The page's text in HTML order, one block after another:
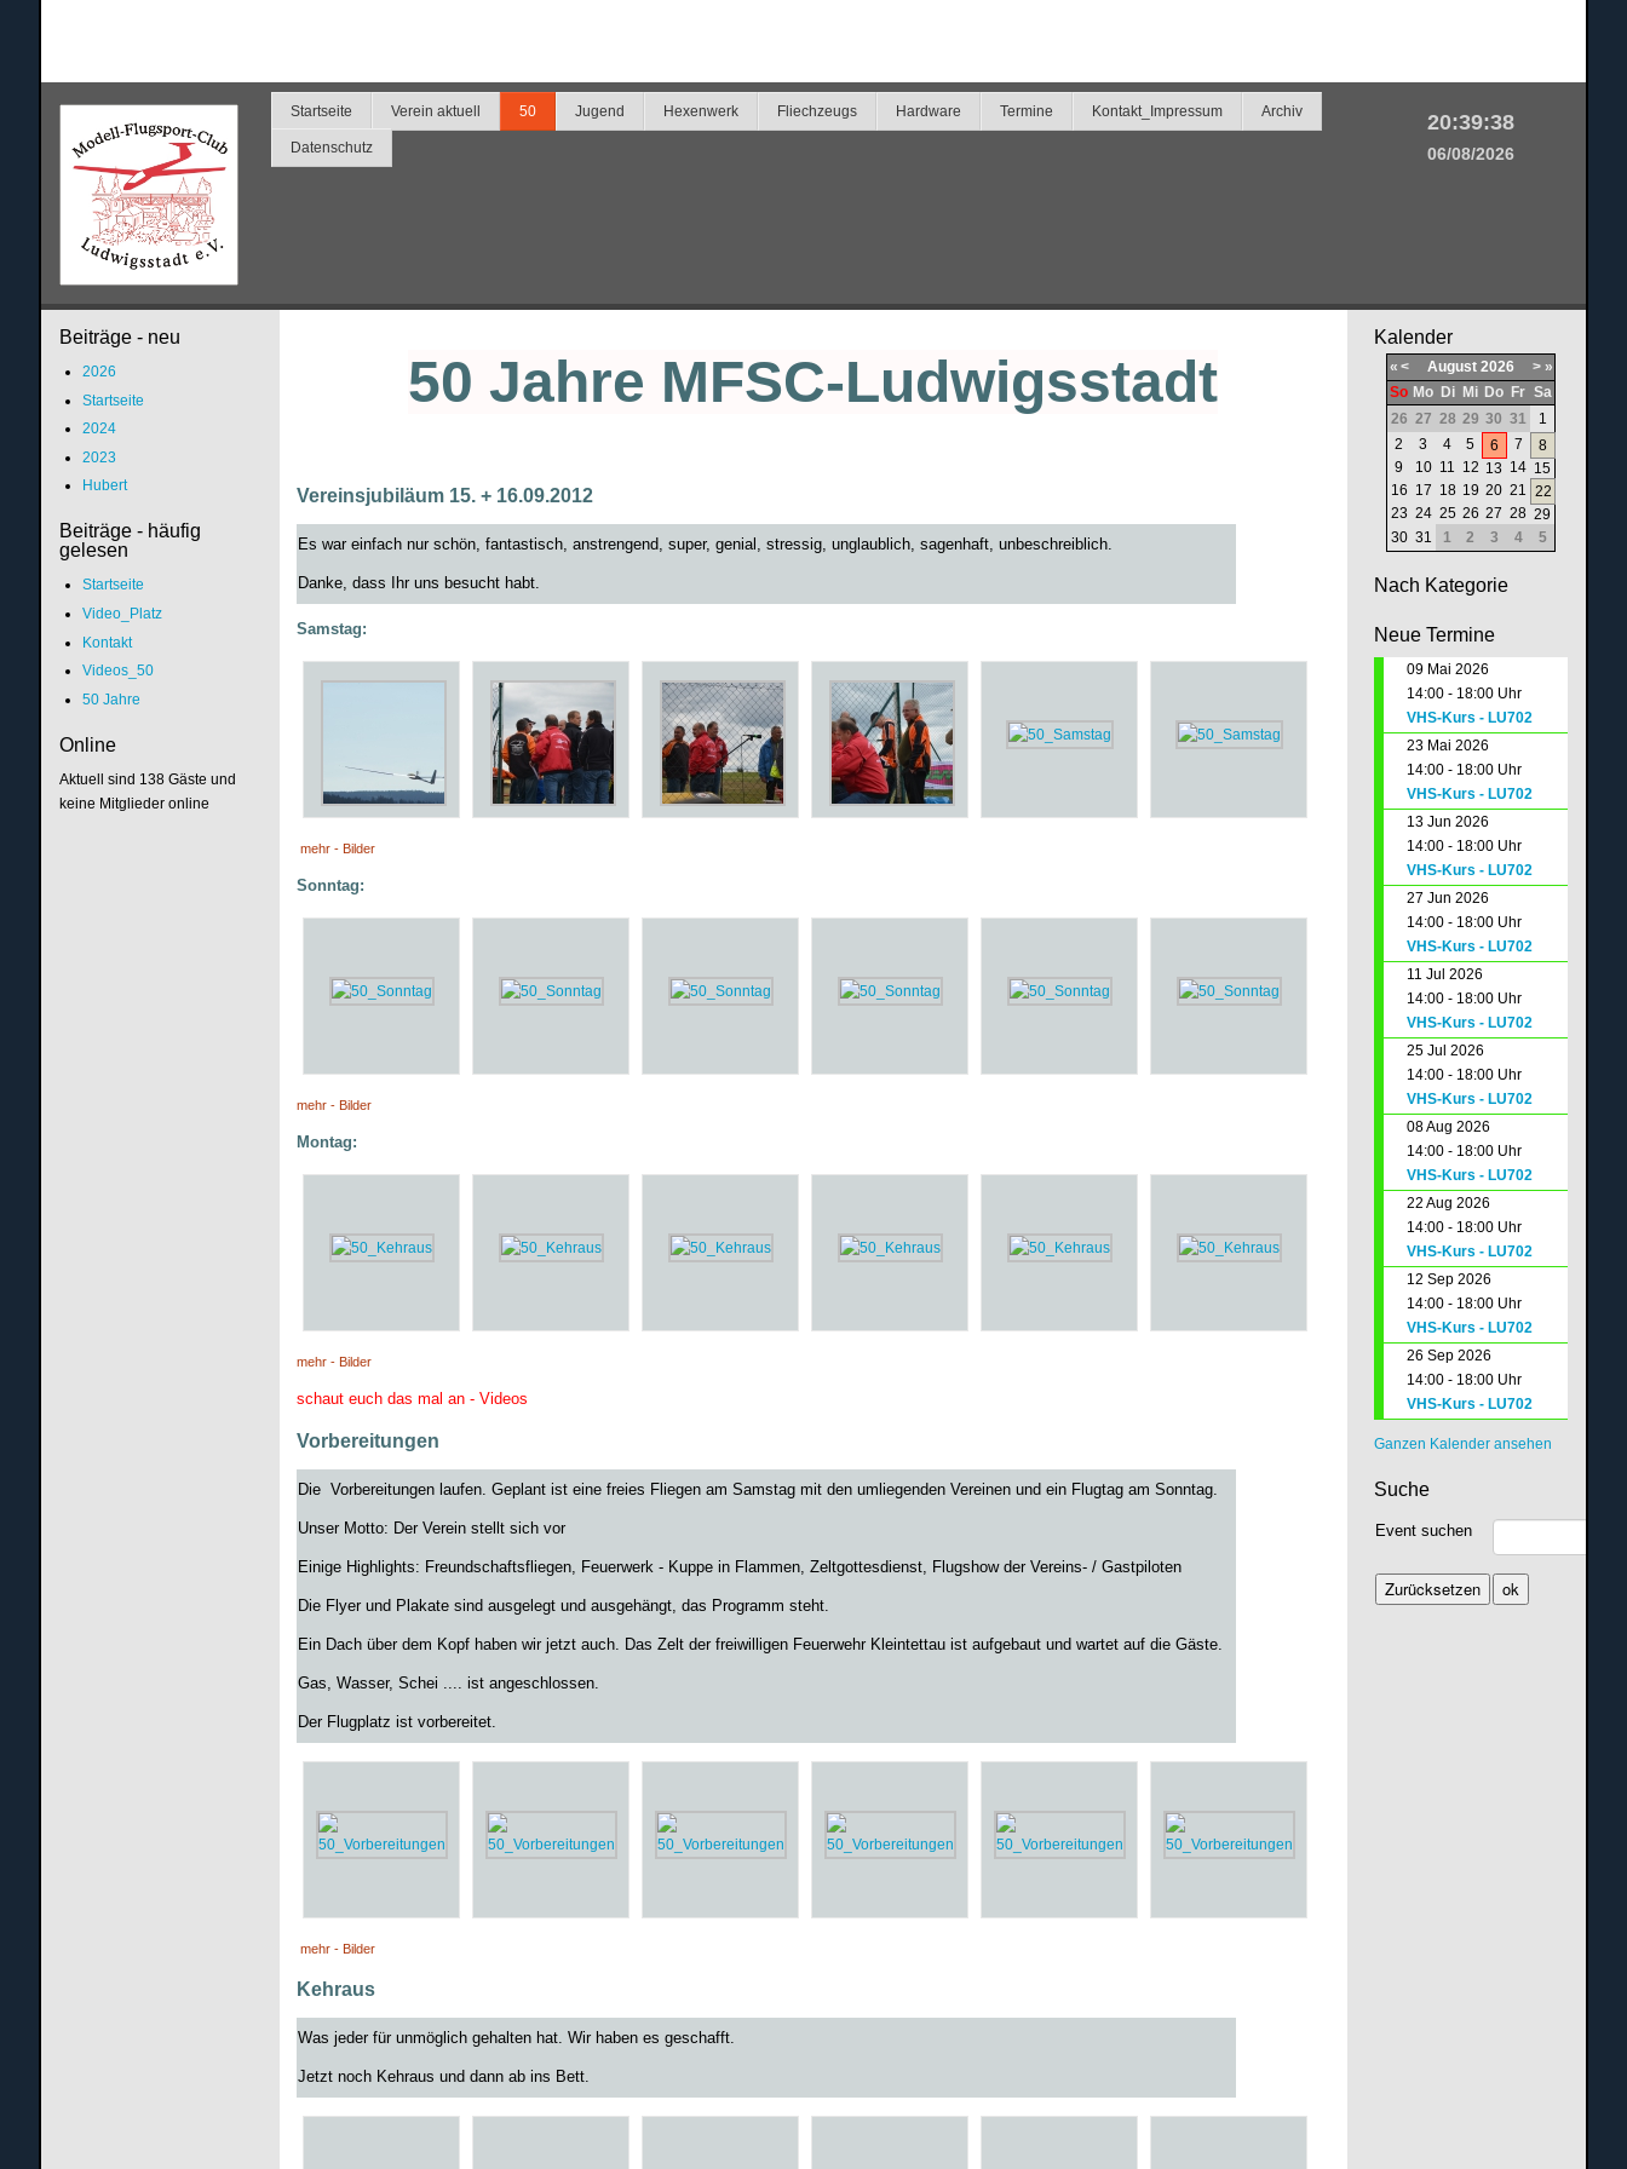
Startseite Verein aktuell 50 Jugend Hexenwerk Fliechzeugs Hardware Termine Kontakt_Impressum Archiv
Datenschutz
20:39:39
06/08/2026
50 Jahre MFSC-Ludwigsstadt
Vereinsjubiläum 15. + 16.09.2012
Es war einfach nur schön, fantastisch, anstrengend, super, genial, stressig, unglaublich, sagenhaft, unbeschreiblich.
Danke, dass Ihr uns besucht habt.
Samstag:
mehr - Bilder
Sonntag:
mehr - Bilder
Montag:
mehr - Bilder
schaut euch das mal an - Videos
Vorbereitungen
Die Vorbereitungen laufen. Geplant ist eine freies Fliegen am Samstag mit den umliegenden Vereinen und ein Flugtag am Sonntag.
Unser Motto: Der Verein stellt sich vor
Einige Highlights: Freundschaftsfliegen, Feuerwerk - Kuppe in Flammen, Zeltgottesdienst, Flugshow der Vereins- / Gastpiloten
Die Flyer und Plakate sind ausgelegt und ausgehängt, das Programm steht.
Ein Dach über dem Kopf haben wir jetzt auch. Das Zelt der freiwilligen Feuerwehr Kleintettau ist aufgebaut und wartet auf die Gäste.
Gas, Wasser, Schei .... ist angeschlossen.
Der Flugplatz ist vorbereitet.
mehr - Bilder
Kehraus
Was jeder für unmöglich gehalten hat. Wir haben es geschafft.
Jetzt noch Kehraus und dann ab ins Bett.
Beiträge - neu
2026
Startseite
2024
2023
Hubert
Beiträge - häufig
gelesen
Startseite
Video_Platz
Kontakt
Videos_50
50 Jahre
Online
Aktuell sind 138 Gäste und
keine Mitglieder online
Kalender
« < August 2026 > »
So Mo Di Mi Do Fr Sa
26 27 28 29 30 31
1
2
3 4 5 6 7
8
9
10 11 12 13 14 15
16 17 18 19 20 21 22
23 24 25 26 27 28 29
30 31 1 2 3 4 5
Nach Kategorie
Neue Termine
09 Mai 2026
14:00 - 18:00 Uhr
VHS-Kurs - LU702
23 Mai 2026
14:00 - 18:00 Uhr
VHS-Kurs - LU702
13 Jun 2026
14:00 - 18:00 Uhr
VHS-Kurs - LU702
27 Jun 2026
14:00 - 18:00 Uhr
VHS-Kurs - LU702
11 Jul 2026
14:00 - 18:00 Uhr
VHS-Kurs - LU702
25 Jul 2026
14:00 - 18:00 Uhr
VHS-Kurs - LU702
08 Aug 2026
14:00 - 18:00 Uhr
VHS-Kurs - LU702
22 Aug 2026
14:00 - 18:00 Uhr
VHS-Kurs - LU702
12 Sep 2026
14:00 - 18:00 Uhr
VHS-Kurs - LU702
26 Sep 2026
14:00 - 18:00 Uhr
VHS-Kurs - LU702
Ganzen Kalender ansehen
Suche
Event suchen